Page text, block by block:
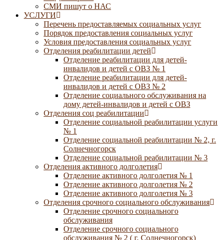
СМИ пишут о НАС
УСЛУГИ
Перечень предоставляемых социальных услуг
Порядок предоставления социальных услуг
Условия предоставления социальных услуг
Отделения реабилитации детей
Отделение реабилитации для детей-
инвалидов и детей с ОВЗ № 1
Отделение реабилитации для детей-
инвалидов и детей с ОВЗ № 2
Отделение социального обслуживания на
дому детей-инвалидов и детей с ОВЗ
Отделения соц реабилитации
Отделение социальной реабилитации услуги
№ 1
Отделение социальной реабилитации № 2, г.
Солнечногорск
Отделение социальной реабилитации № 3
Отделения активного долголетия
Отделение активного долголетия № 1
Отделение активного долголетия № 2
Отделение активного долголетия № 3
Отделения срочного социального обслуживания
Отделение срочного социального
обслуживания
Отделение срочного социального
обслуживания № 2 ( г. Солнечногорск)